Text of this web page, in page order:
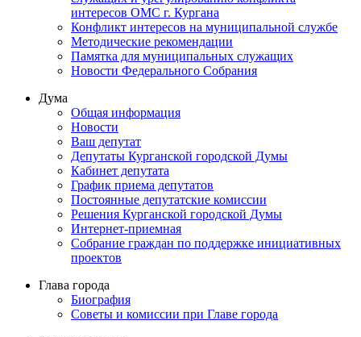
интересов ОМС г. Кургана
Конфликт интересов на муниципальной службе
Методические рекомендации
Памятка для муниципальных служащих
Новости Федерального Cобрания
Дума
Общая информация
Новости
Ваш депутат
Депутаты Курганской городской Думы
Кабинет депутата
График приема депутатов
Постоянные депутатские комиссии
Решения Курганской городской Думы
Интернет-приемная
Собрание граждан по поддержке инициативных
проектов
Глава города
Биография
Советы и комиссии при Главе города